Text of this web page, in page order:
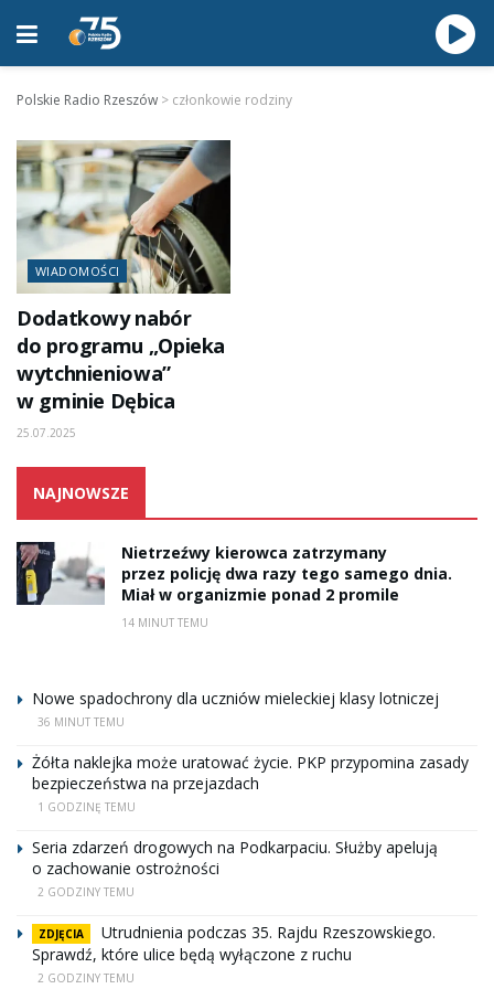
Polskie Radio Rzeszów > członkowie rodziny
WIADOMOŚCI
Dodatkowy nabór
do programu „Opieka
wytchnieniowa”
w gminie Dębica
25.07.2025
NAJNOWSZE
Nietrzeźwy kierowca zatrzymany
przez policję dwa razy tego samego dnia.
Miał w organizmie ponad 2 promile
14 MINUT TEMU
Nowe spadochrony dla uczniów mieleckiej klasy lotniczej
36 MINUT TEMU
Żółta naklejka może uratować życie. PKP przypomina zasady
bezpieczeństwa na przejazdach
1 GODZINĘ TEMU
Seria zdarzeń drogowych na Podkarpaciu. Służby apelują
o zachowanie ostrożności
2 GODZINY TEMU
ZDJĘCIA
Utrudnienia podczas 35. Rajdu Rzeszowskiego.
Sprawdź, które ulice będą wyłączone z ruchu
2 GODZINY TEMU